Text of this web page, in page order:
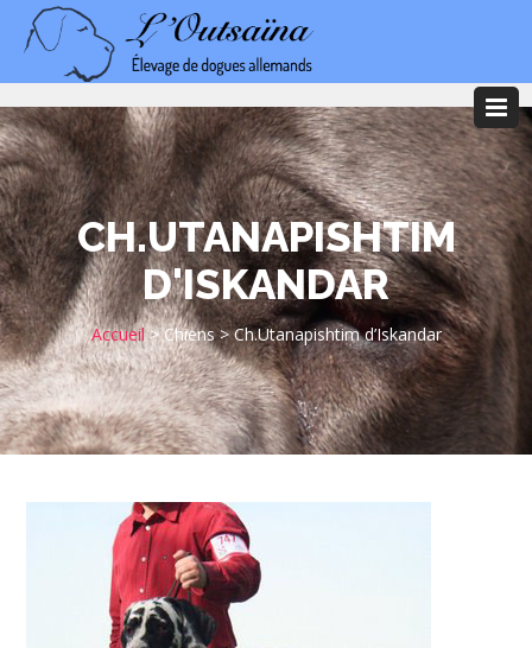
CH.UTANAPISHTIM
D'ISKANDAR
Accueil >Chiens> Ch.Utanapishtim d’Iskandar